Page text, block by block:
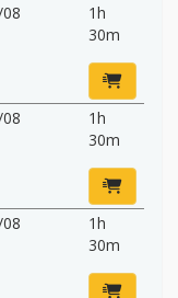
1h
30m
1h
30m
1h
30m